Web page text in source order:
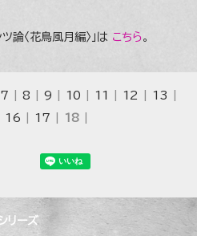
論〈花鳥風月編〉」は こちら。
7 8 9 10 11 12 13
16 17 18
リーズ